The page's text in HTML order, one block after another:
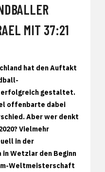
MIT 37:21
hat den Auftakt
erfolgreich gestaltet.
offenbarte dabei
Aber wer denkt
Vielmehr
in der
Wetzlar den Beginn
Weltmeisterschaft